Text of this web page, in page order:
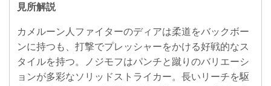
見所解説
カメルーン人ファイターのディアは柔道をバックボー
ンに持つも、打撃でプレッシャーをかける好戦的なス
タイルを持つ。ノジモフはパンチと蹴りのバリエーシ
ョンが多彩なソリッドストライカー。長いリーチを駆